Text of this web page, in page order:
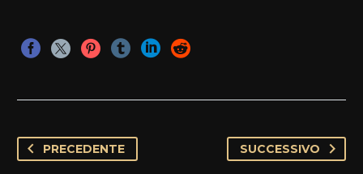
PRECEDENTE SUCCESSIVO